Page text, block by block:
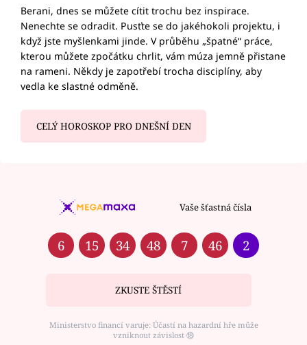
Berani, dnes se můžete cítit trochu bez inspirace.
Nenechte se odradit. Pusťte se do jakéhokoli projektu, i
když jste myšlenkami jinde. V průběhu „špatné“ práce,
kterou můžete zpočátku chrlit, vám múza jemně přistane
na rameni. Někdy je zapotřebí trocha disciplíny, aby
vedla ke slastné odměně.
CELÝ HOROSKOP PRO DNEŠNÍ DEN
Vaše šťastná čísla
6 15 34 48 7 46 2
ZKUSTE ŠTĚSTÍ
Ministerstvo financí varuje: Účastí na hazardní hře může
vzniknout závislost ⑱